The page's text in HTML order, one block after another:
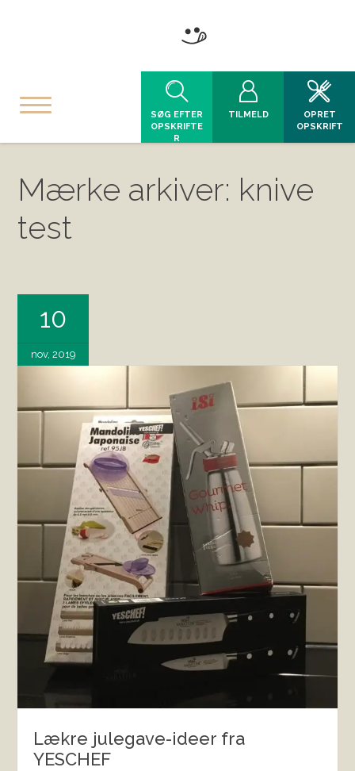
SØG EFTER
OPSKRIFTE
R
TILMELD
OPRET
OPSKRIFT
Mærke arkiver: knive
test
10
nov, 2019
Lækre julegave-ideer fra
YESCHEF